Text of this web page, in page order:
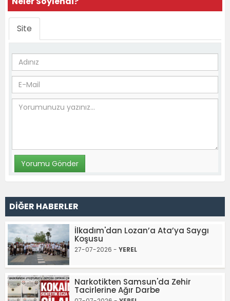
Site
DİĞER HABERLER
İlkadım'dan Lozan’a Ata’ya Saygı
Koşusu
27-07-2026 - YEREL
Narkotikten Samsun'da Zehir
Tacirlerine Ağır Darbe